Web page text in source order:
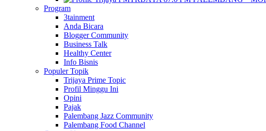
Program
3tainment
Anda Bicara
Blogger Community
Business Talk
Healthy Center
Info Bisnis
Populer Topik
Trijaya Prime Topic
Profil Minggu Ini
Opini
Pajak
Palembang Jazz Community
Palembang Food Channel